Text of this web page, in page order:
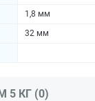
1,8 мм
32 мм
5 КГ (0)